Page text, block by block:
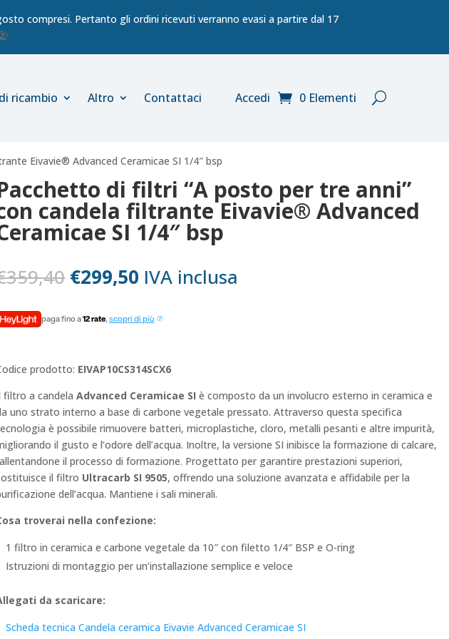
compresi. Pertanto gli ordini ricevuti verranno evasi a partire dal 17
ricambio Altro Contattaci Accedi 0 Elementi
Eivavie® Advanced Ceramicae SI 1/4″ bsp
di filtri “A posto per tre anni”
candela filtrante Eivavie® Advanced
SI 1/4″ bsp
359,40 Il
prezzo
originale
era:
€299,50 Il
prezzo
attuale
è:
IVA inclusa
paga fino a12 rate,scopri di più
prodotto: EIVAP10CS314SCX6
filtro a candelaAdvanced Ceramicae SI è composto da un involucro esterno in ceramica e
uno strato interno a base di carbone vegetale pressato. Attraverso questa specifica
è possibile rimuovere batteri, microplastiche, cloro, metalli pesanti e altre impurità,
il gusto e l’odore dell’acqua. Inoltre, la versione SI inibisce la formazione di calcare,
il processo di formazione. Progettato per garantire prestazioni superiori,
il filtro Ultracarb SI 9505, offrendo una soluzione avanzata e affidabile per la
dell’acqua. Mantiene i sali minerali.
troverai nella confezione:
1 filtro in ceramica e carbone vegetale da 10″ con filetto 1/4″ BSP e O-ring
Istruzioni di montaggio per un’installazione semplice e veloce
da scaricare:
Scheda tecnica Candela ceramica Eivavie Advanced Ceramicae SI